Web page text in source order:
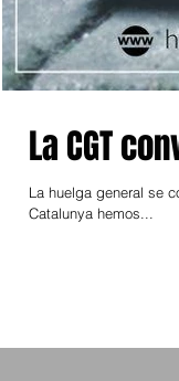
La CGT
La huelga general se
Catalunya hemos...